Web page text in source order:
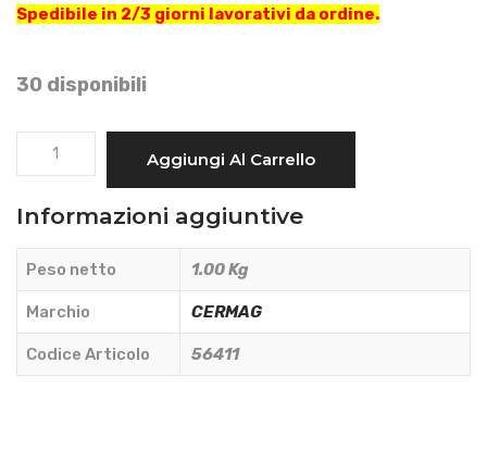
Spedibile in 2/3 giorni lavorativi da ordine.
30 disponibili
DENTE
GIRELLO
CERMAG
-
56411
quantità
Aggiungi Al Carrello
Informazioni aggiuntive
Peso netto 1.00 Kg
Marchio CERMAG
Codice Articolo 56411